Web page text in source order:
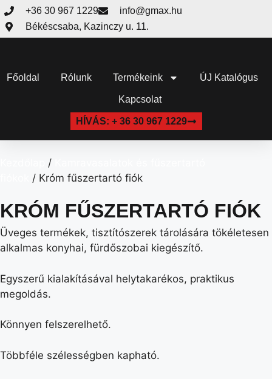
+36 30 967 1229
info@gmax.hu
Békéscsaba, Kazinczy u. 11.
Főoldal Rólunk Termékeink ÚJ Katalógus
Kapcsolat
HÍVÁS: + 36 30 967 1229
/
/ Króm fűszertartó fiók
KRÓM FŰSZERTARTÓ FIÓK
Üveges termékek, tisztítószerek tárolására tökéletesen
alkalmas konyhai, fürdőszobai kiegészítő.
Egyszerű kialakításával helytakarékos, praktikus
megoldás.
Könnyen felszerelhető.
Többféle szélességben kapható.